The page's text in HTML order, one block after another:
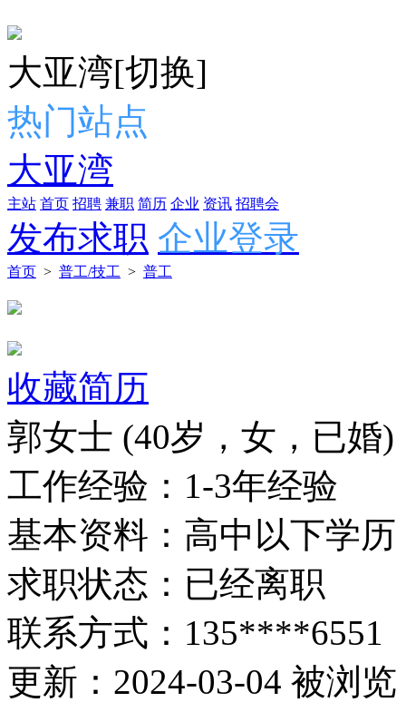
大亚湾[切换]
热门站点
大亚湾
主站 首页 招聘 兼职 简历 企业 资讯 招聘会
发布求职 企业登录
首页 > 普工/技工 > 普工
收藏简历
郭女士 (40岁，女，已婚)
工作经验： 1-3年经验
基本资料： 高中以下学历
求职状态： 已经离职
联系方式： 135****6551
更新：2024-03-04 被浏览